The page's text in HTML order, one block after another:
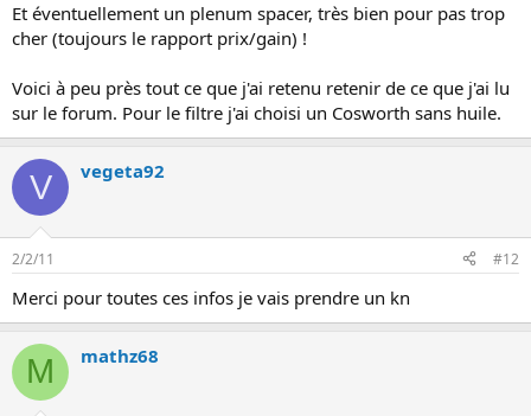
Et éventuellement un plenum spacer, très bien pour pas trop
cher (toujours le rapport prix/gain) !
Voici à peu près tout ce que j'ai retenu retenir de ce que j'ai lu
sur le forum. Pour le filtre j'ai choisi un Cosworth sans huile.
V vegeta92
2/2/11 #12
Merci pour toutes ces infos je vais prendre un kn
M mathz68